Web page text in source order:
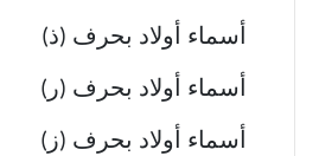
أسماء أولاد بحرف (ذ)
أسماء أولاد بحرف (ر)
أسماء أولاد بحرف (ز)